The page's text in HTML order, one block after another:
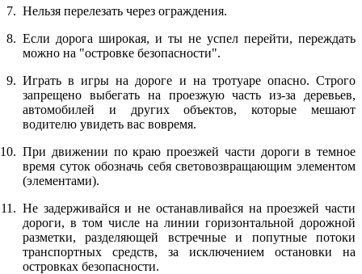
Нельзя перелезать через ограждения.
Если дорога широкая, и ты не успел перейти, переждать
можно на "островке безопасности".
Играть в игры на дороге и на тротуаре опасно. Строго
запрещено выбегать на проезжую часть из-за деревьев,
автомобилей и других объектов, которые мешают
водителю увидеть вас вовремя.
При движении по краю проезжей части дороги в темное
время суток обозначь себя световозвращающим элементом
(элементами).
Не задерживайся и не останавливайся на проезжей части
дороги, в том числе на линии горизонтальной дорожной
разметки, разделяющей встречные и попутные потоки
транспортных средств, за исключением остановки на
островках безопасности.